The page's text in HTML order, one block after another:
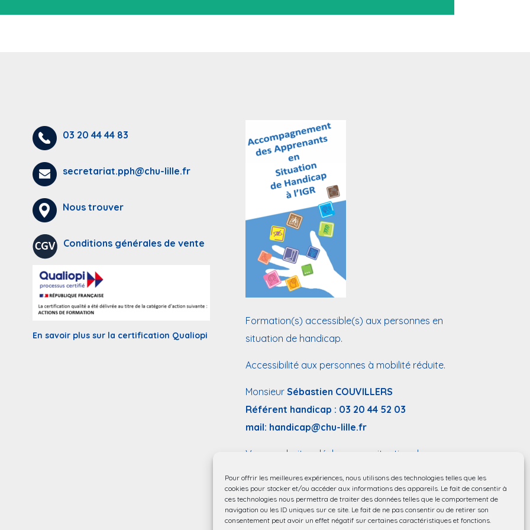
Pour offrir les meilleures expériences, nous utilisons des technologies telles que les
cookies pour stocker et/ou accéder aux informations des appareils. Le fait de consentir à
ces technologies nous permettra de traiter des données telles que le comportement de
navigation ou les ID uniques sur ce site. Le fait de ne pas consentir ou de retirer son
consentement peut avoir un effet négatif sur certaines caractéristiques et fonctions.
03 20 44 44 83
secretariat.pph@chu-lille.fr
Nous trouver
Conditions générales de vente
En savoir plus sur la certification Qualiopi
Formation(s) accessible(s) aux personnes en
situation de handicap.
Accessibilité aux personnes à mobilité réduite.
Monsieur Sébastien COUVILLERS
Référent handicap : 03 20 44 52 03
mail: handicap@chu-lille.fr
Vous souhaitez déclarer une situation de
formation,remplissez ce formulaire.